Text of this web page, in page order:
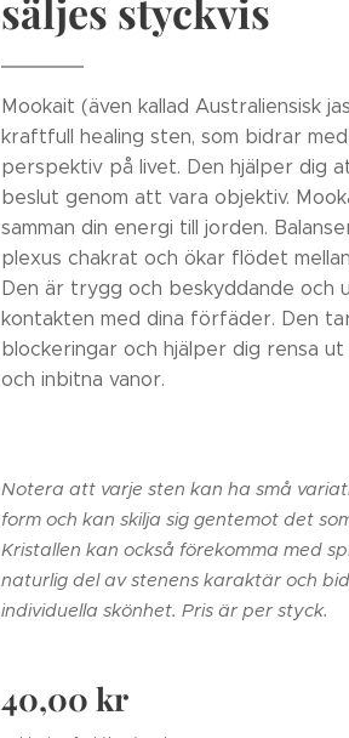
säljes styckvis
Mookait (även kallad Australiensisk
kraftfull healing sten, som bidrar
perspektiv på livet. Den hjälper dig
beslut genom att vara objektiv.
samman din energi till jorden.
plexus chakrat och ökar flödet
Den är trygg och beskyddande och
kontakten med dina förfäder. Den
blockeringar och hjälper dig rensa
och inbitna vanor.
Notera att varje sten kan ha små
form och kan skilja sig gentemot det
Kristallen kan också förekomma med
naturlig del av stenens karaktär och
individuella skönhet. Pris är per styck.
40,00 kr